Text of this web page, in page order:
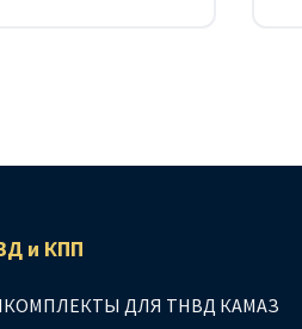
и КПП
ДЛЯ ТНВД КАМАЗ